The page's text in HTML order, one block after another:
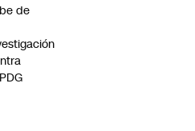
de